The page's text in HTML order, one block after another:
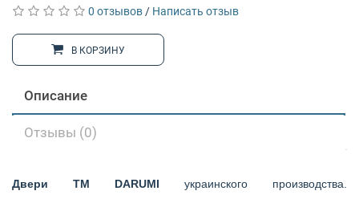
0 отзывов / Написать отзыв
В КОРЗИНУ
Описание
Отзывы (0)
Двери ТМ DARUMI украинского производства.